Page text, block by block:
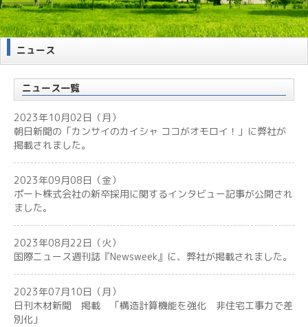
ニュース
ニュース一覧
2023年10月02日（月）
朝日新聞の「カンサイのカイシャ ココがオモロイ！」に弊社が
掲載されました。
2023年09月08日（金）
ポート株式会社の新卒採用に関するインタビュー記事が公開され
ました。
2023年08月22日（火）
国際ニュース週刊誌『Newsweek』に、弊社が掲載されました。
2023年07月10日（月）
日刊木材新聞 掲載 「構造計算機能を強化 非住宅工事力で差
別化」